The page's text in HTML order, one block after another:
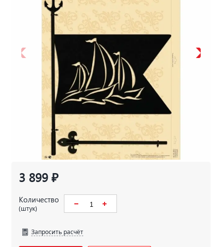
3 899 ₽
Количество
(штук)
Запросить расчёт